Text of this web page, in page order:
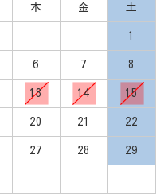
木 金 土
1
6 7 8
13 14 15
20 21 22
27 28 29